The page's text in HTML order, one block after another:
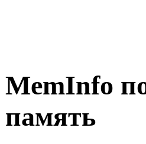
MemInfo
память